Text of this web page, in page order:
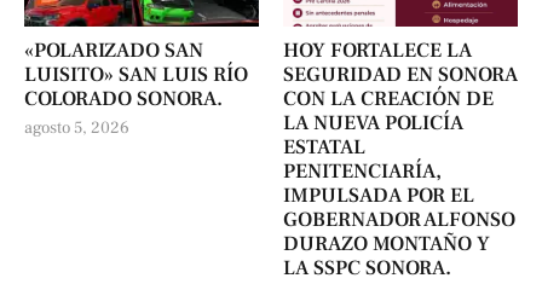
«POLARIZADO SAN
LUISITO» SAN LUIS RÍO
COLORADO SONORA.
agosto 5, 2026
HOY FORTALECE LA
SEGURIDAD EN SONORA
CON LA CREACIÓN DE
LA NUEVA POLICÍA
ESTATAL
PENITENCIARÍA,
IMPULSADA POR EL
GOBERNADOR ALFONSO
DURAZO MONTAÑO Y
LA SSPC SONORA.